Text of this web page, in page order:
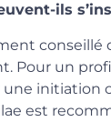
ils
conseillé
Pour un
initiation
est